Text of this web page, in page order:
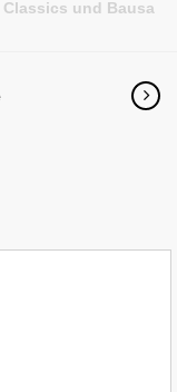
Classics und Bausa